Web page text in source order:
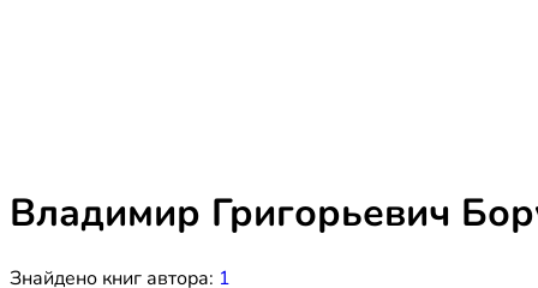
Владимир Григорьевич
Знайдено книг автора: 1